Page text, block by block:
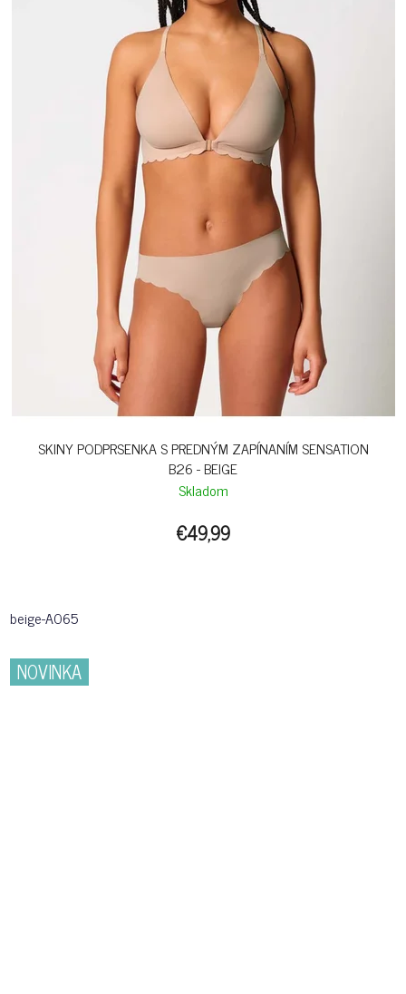
SKINY PODPRSENKA S PREDNÝM ZAPÍNANÍM SENSATION
B26 - BEIGE
Skladom
€49,99
beige-A065
NOVINKA